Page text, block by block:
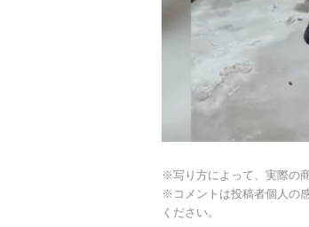
※写り方によって、実際の
※コメントは投稿者個人の
ください。